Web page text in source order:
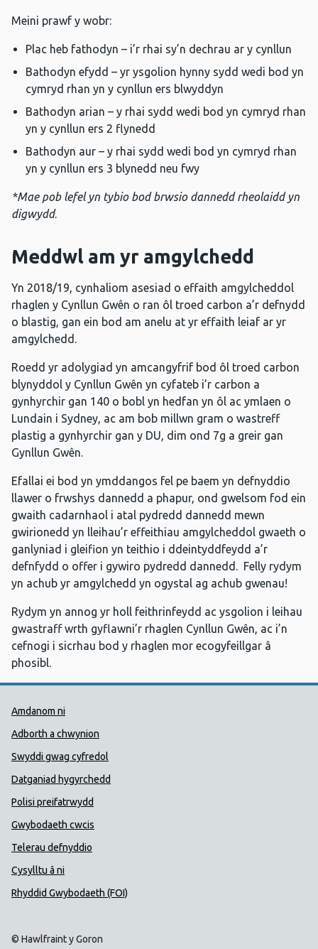
Meini prawf y wobr:
Plac heb fathodyn – i’r rhai sy’n dechrau ar y cynllun
Bathodyn efydd – yr ysgolion hynny sydd wedi bod yn
cymryd rhan yn y cynllun ers blwyddyn
Bathodyn arian – y rhai sydd wedi bod yn cymryd rhan
yn y cynllun ers 2 flynedd
Bathodyn aur – y rhai sydd wedi bod yn cymryd rhan
yn y cynllun ers 3 blynedd neu fwy
*Mae pob lefel yn tybio bod brwsio dannedd rheolaidd yn
digwydd.
Meddwl am yr amgylchedd
Yn 2018/19, cynhaliom asesiad o effaith amgylcheddol
rhaglen y Cynllun Gwên o ran ôl troed carbon a’r defnydd
o blastig, gan ein bod am anelu at yr effaith leiaf ar yr
amgylchedd.
Roedd yr adolygiad yn amcangyfrif bod ôl troed carbon
blynyddol y Cynllun Gwên yn cyfateb i’r carbon a
gynhyrchir gan 140 o bobl yn hedfan yn ôl ac ymlaen o
Lundain i Sydney, ac am bob millwn gram o wastreff
plastig a gynhyrchir gan y DU, dim ond 7g a greir gan
Gynllun Gwên.
Efallai ei bod yn ymddangos fel pe baem yn defnyddio
llawer o frwshys dannedd a phapur, ond gwelsom fod ein
gwaith cadarnhaol i atal pydredd dannedd mewn
gwirionedd yn lleihau’r effeithiau amgylcheddol gwaeth o
ganlyniad i gleifion yn teithio i ddeintyddfeydd a’r
defnfydd o offer i gywiro pydredd dannedd. Felly rydym
yn achub yr amgylchedd yn ogystal ag achub gwenau!
Rydym yn annog yr holl feithrinfeydd ac ysgolion i leihau
gwastraff wrth gyflawni’r rhaglen Cynllun Gwên, ac i’n
cefnogi i sicrhau bod y rhaglen mor ecogyfeillgar â
phosibl.
Dolenni Cymorth Iechyd
Amdanom ni
Adborth a chwynion
Swyddi gwag cyfredol
Datganiad hygyrchedd
Polisi preifatrwydd
Gwybodaeth cwcis
Telerau defnyddio
Cysylltu â ni
Rhyddid Gwybodaeth (FOI)
© Hawlfraint y Goron